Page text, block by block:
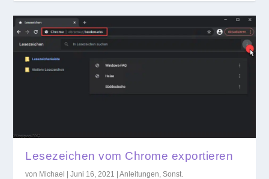
Lesezeichen vom Chrome exportieren
von Michael |Juni 16, 2021 |Anleitungen,Sonst.